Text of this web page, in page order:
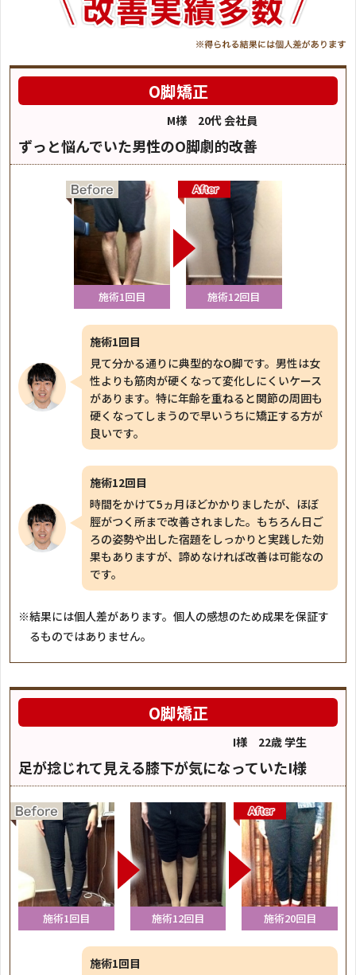
O脚矯正
M様 20代 会社員
ずっと悩んでいた男性のO脚劇的改善
施術1回目 施術12回目
施術1回目
見て分かる通りに典型的なO脚です。男性は女
性よりも筋肉が硬くなって変化しにくいケース
があります。特に年齢を重ねると関節の周囲も
硬くなってしまうので早いうちに矯正する方が
良いです。
施術12回目
時間をかけて5ヵ月ほどかかりましたが、ほぼ
脛がつく所まで改善されました。もちろん日ご
ろの姿勢や出した宿題をしっかりと実践した効
果もありますが、諦めなければ改善は可能なの
です。
※結果には個人差があります。個人の感想のため成果を保証す
るものではありません。
O脚矯正
I様 22歳 学生
足が捻じれて見える膝下が気になっていたI様
施術1回目 施術12回目 施術20回目
施術1回目